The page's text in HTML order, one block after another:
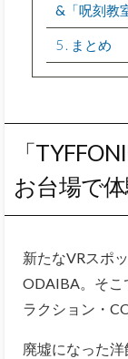
&「呪刻教
5 まとめ
「
お台場で
新たなVRスポ
ODAIBA。そこ
ラクション・
廃墟になった洋